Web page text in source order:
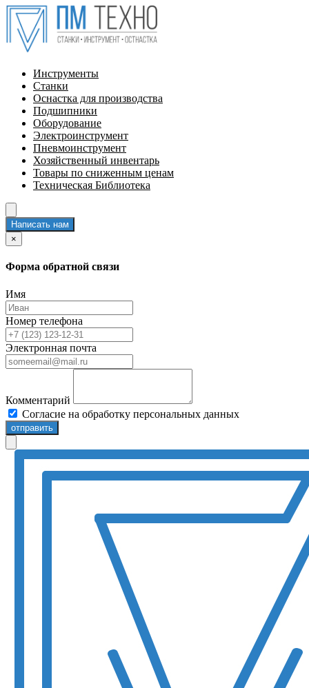
Инструменты
Станки
Оснастка для производства
Подшипники
Оборудование
Электроинструмент
Пневмоинструмент
Хозяйственный инвентарь
Товары по сниженным ценам
Техническая Библиотека
Написать нам
×
Форма обратной связи
Имя
Номер телефона
Электронная почта
Комментарий
Согласие на обработку персональных данных
отправить